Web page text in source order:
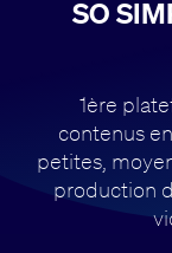
SO
1ère
contenus
petites,
production